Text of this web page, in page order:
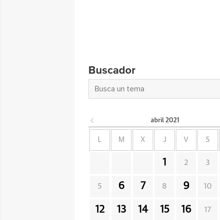
Buscador
abril 2021
L M X J V S
1 2 3
5 6 7 8 9 10
12 13 14 15 16 17